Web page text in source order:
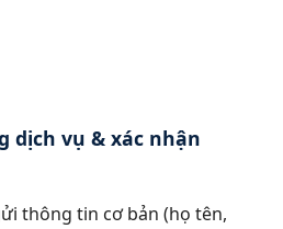
dịch vụ & xác nhận
thông tin cơ bản (họ tên,